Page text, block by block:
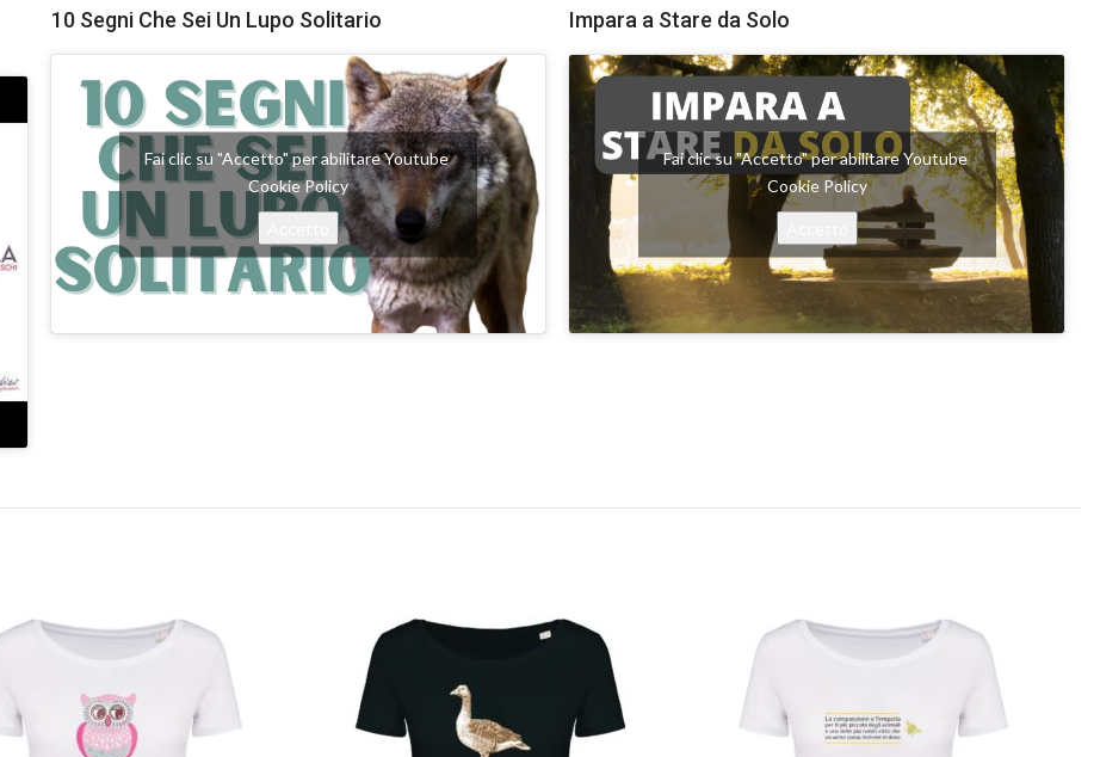
10 Segni Che Sei Un Lupo Solitario
Fai clic su "Accetto" per abilitare Youtube
Cookie Policy
Impara a Stare da Solo
Fai clic su "Accetto" per abilitare Youtube
Cookie Policy